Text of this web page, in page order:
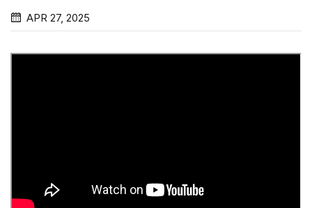
APR 27, 2025